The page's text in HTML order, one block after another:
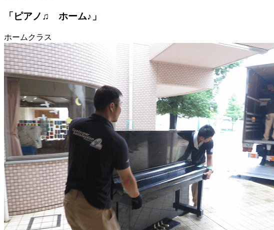
「ピアノ♫ ホーム♪」
ホームクラス